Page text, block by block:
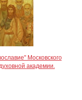
Московского
академии.